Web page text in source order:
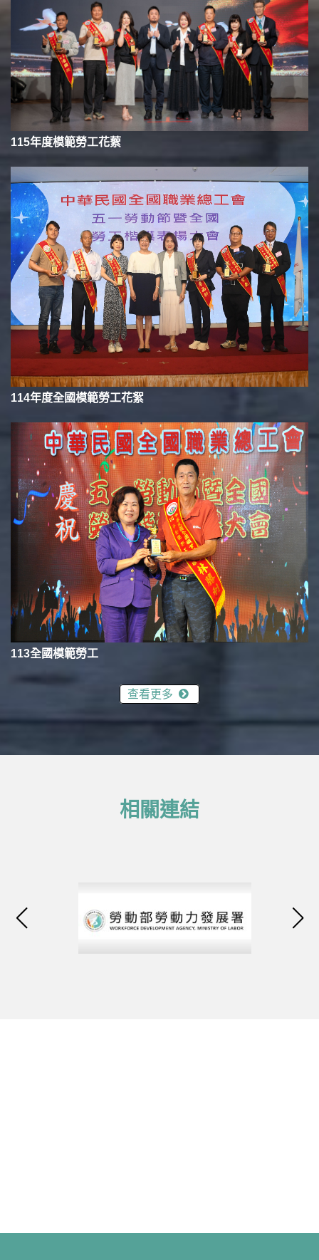
115年度模範勞工花蕠
114年度全國模範勞工花絮
113全國模範勞工
查看更多
相關連結